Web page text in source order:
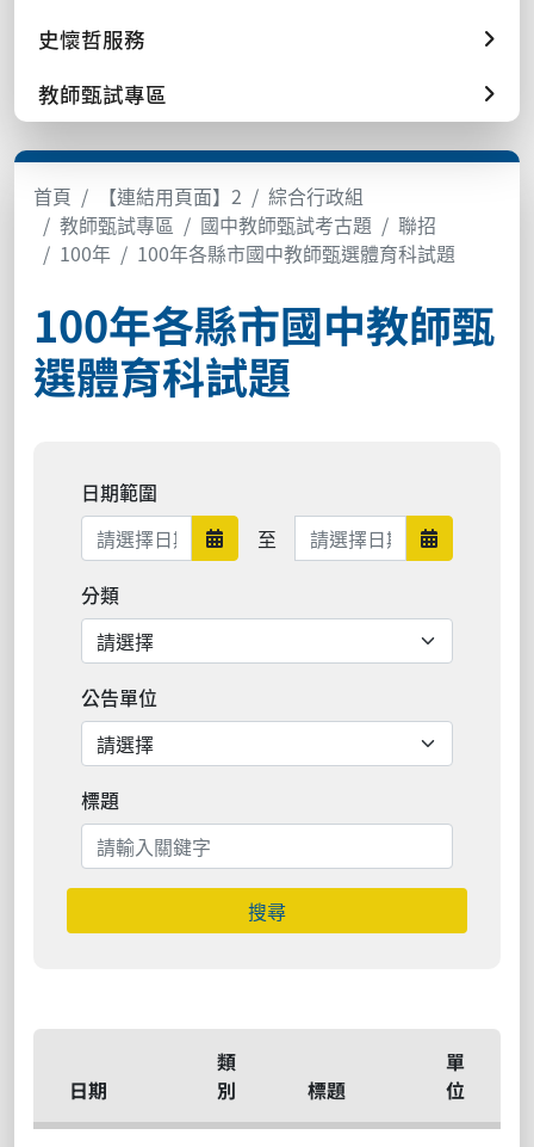
史懷哲服務
教師甄試專區
首頁 【連結用頁面】2
綜合行政組
教師甄試專區
國中教師甄試考古題
聯招
100年
100年各縣市國中教師甄選體育科試題
100年各縣市國中教師甄
選體育科試題
日期範圍
日期範圍開始
至 日期範圍結束 日期範圍
分類
公告單位
標題
搜尋
日期
類
別
標題
單
位